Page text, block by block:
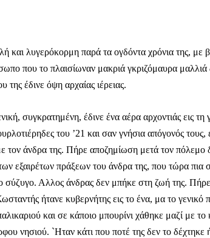
και λυγερόκορμη παρά τα ογδόντα χρόνια της, με
που το πλαισίωναν μακριά γκριζόμαυρα
έδινε όψη αρχαίας ιέρειας.
συγκρατημένη, έδινε ένα αέρα αρχοντιάς εις τη
του ’21 και σαν γνήσια απόγονός τους,
τον άνδρα της. Πήρε αποζημίωση μετά τον πόλεμο
εξαιρέτων πράξεων του άνδρα της, που τώρα πια
Αλλος άνδρας δεν μπήκε στη ζωή της. Πήρε
ήτανε κυβερνήτης εις το ένα, μα το γενικό
και σε κάποιο μπουρίνι χάθηκε μαζί με το
νησιού. `Ηταν κάτι που ποτέ της δεν το δέχτηκε